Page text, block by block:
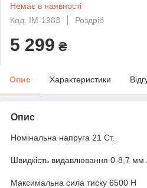
Немає в наявності
Код: IM-1983
Роздріб
5 299 ₴
Опис Характеристики
Опис
Номінальна напруга 21 Ст.
Швидкість видавлювання 0-8,7 мм
Максимальна сила тиску 6500 Н